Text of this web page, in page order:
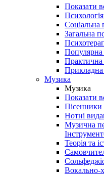
Показати
Соціальна
Загальна
Популярна
Практична
Прикладна
Музика
Музика
Показати
Пісенники
Нотні
Музична
Теорія та
Вокально-